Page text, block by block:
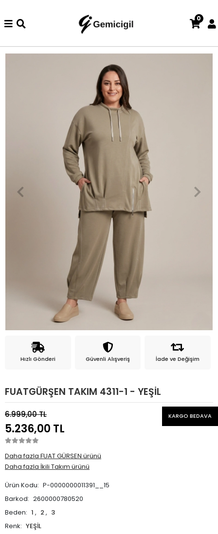
iade ve değişim işlemi yoktur.
0
Hızlı Gönderi Güvenli Alışveriş İade ve Değişim
FUATGÜRŞEN TAKIM 4311-1 - YEŞİL
6.999,00 TL
5.236,00 TL
KARGO BEDAVA
Daha fazla FUAT GÜRSEN ürünü
Daha fazla İkili Takım ürünü
Ürün Kodu: P-0000000011391__15
Barkod: 2600000780520
Beden: 1 , 2 , 3
Renk: YEŞİL